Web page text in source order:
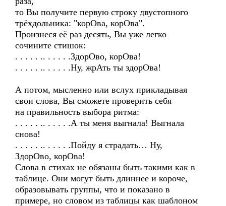
то Вы получите первую строку двустопного
трёхдольника: "корОва, корОва".
Произнеся её раз десять, Вы уже легко
сочините стишок:
. . . . . .. . . . . .ЗдорОво, корОва!
. . . . . .. . . . . .Ну, жрАть ты здорОва!
А потом, мысленно или вслух прикладывая
свои слова, Вы сможете проверить себя
на правильность выбора ритма:
. . . . . .. . . . . .А ты меня выгнала! Выгнала
снова!
. . . . . .. . . . . .Пойду я страдать… Ну,
ЗдорОво, корОва!
Слова в стихах не обязаны быть такими как в
таблице. Они могут быть длиннее и короче,
образовывать группы, что и показано в
примере, но словом из таблицы как шаблоном